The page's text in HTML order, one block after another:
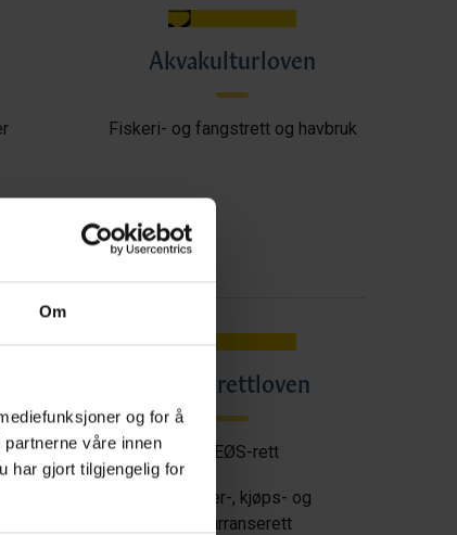
Om
og for å
våre innen
har gjort tilgjengelig for
Akvakulturloven
Fiskeri- og fangstrett og havbruk
Angrerettloven
EU/EØS-rett
Forbruker-, kjøps- og
konkurranserett